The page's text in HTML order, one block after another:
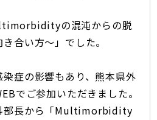
の混沌からの脱
合い方〜」でした。
症の影響もあり、熊本県外
でご参加いただきました。
部長から「Multimorbidity